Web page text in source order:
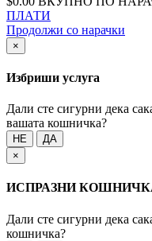
ПЛАТИ
Продолжи со нарачки
×
Избриши услуга
Дали сте сигурни дека
вашата кошничка?
НЕ
ДА
×
ИСПРАЗНИ
Дали сте сигурни дека
кошничка?